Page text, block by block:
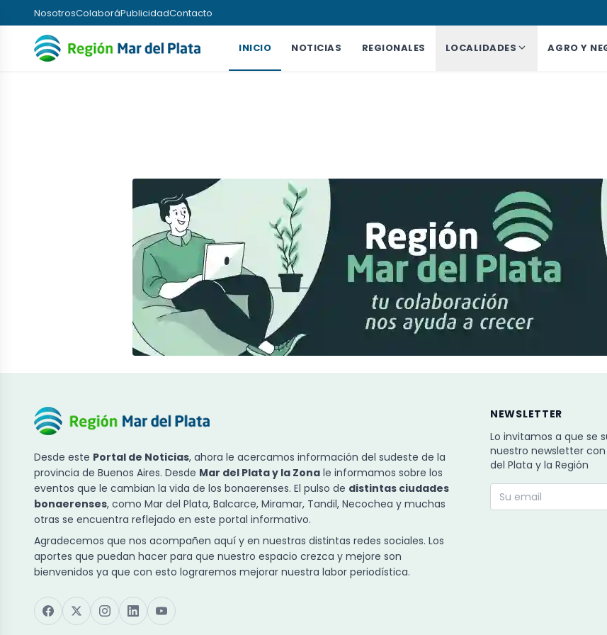
NosotrosColaboráPublicidadContacto
INICIO NOTICIAS REGIONALES LOCALIDADES AGRO Y
Desde este Portal de Noticias, ahora le acercamos información del sudeste de la
provincia de Buenos Aires. Desde Mar del Plata y la Zona le informamos sobre los
eventos que le cambian la vida de los bonaerenses. El pulso de distintas ciudades
bonaerenses, como Mar del Plata, Balcarce, Miramar, Tandil, Necochea y muchas
otras se encuentra reflejado en este portal informativo.
Agradecemos que nos acompañen aquí y en nuestras distintas redes sociales. Los
aportes que puedan hacer para que nuestro espacio crezca y mejore son
bienvenidos ya que con esto lograremos mejorar nuestra labor periodística.
NEWSLETTER
Lo invitamos a que se
nuestro newsletter
del Plata y la Región